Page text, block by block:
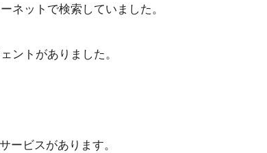
ネットで検索していました。
ントがありました。
ービスがあります。